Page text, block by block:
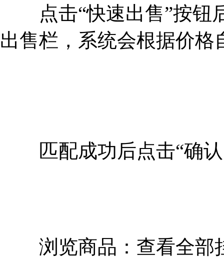
点击“快速出售”按钮
出售栏，系统会根据价格
匹配成功后点击“确认
浏览商品：查看全部